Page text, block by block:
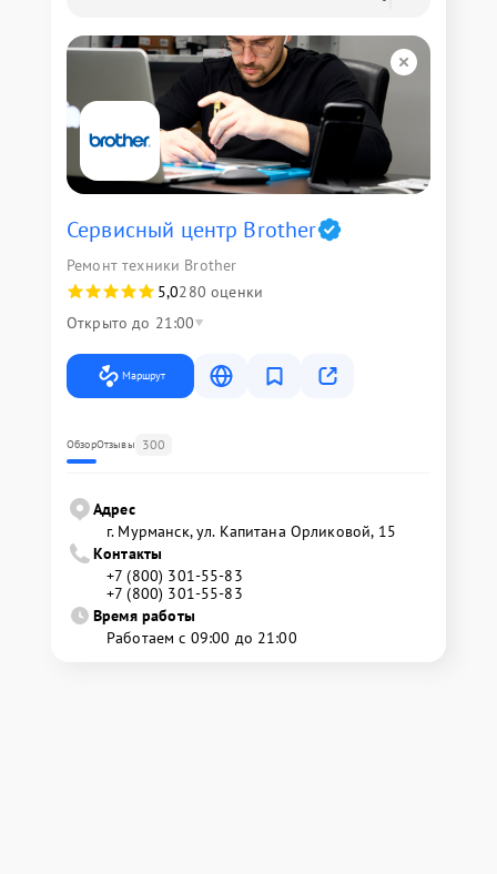
Сервисный центр Brother
Ремонт техники Brother
5,0280 оценки
Открыто до 21:00
Маршрут
ОбзорОтзывы 300
Адрес
г. Мурманск, ул. Капитана Орликовой, 15
Контакты
+7 (800) 301-55-83
+7 (800) 301-55-83
Время работы
Работаем с 09:00 до 21:00